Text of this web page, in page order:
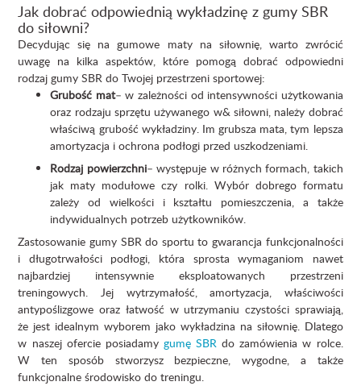
Jak dobrać odpowiednią wykładzinę z gumy SBR
do siłowni?
Decydując się na gumowe maty na siłownię, warto zwrócić
uwagę na kilka aspektów, które pomogą dobrać odpowiedni
rodzaj gumy SBR do Twojej przestrzeni sportowej:
Grubość mat– w zależności od intensywności użytkowania
oraz rodzaju sprzętu używanego w& siłowni, należy dobrać
właściwą grubość wykładziny. Im grubsza mata, tym lepsza
amortyzacja i ochrona podłogi przed uszkodzeniami.
Rodzaj powierzchni– występuje w różnych formach, takich
jak maty modułowe czy rolki. Wybór dobrego formatu
zależy od wielkości i kształtu pomieszczenia, a także
indywidualnych potrzeb użytkowników.
Zastosowanie gumy SBR do sportu to gwarancja funkcjonalności
i długotrwałości podłogi, która sprosta wymaganiom nawet
najbardziej intensywnie eksploatowanych przestrzeni
treningowych. Jej wytrzymałość, amortyzacja, właściwości
antypoślizgowe oraz łatwość w utrzymaniu czystości sprawiają,
że jest idealnym wyborem jako wykładzina na siłownię. Dlatego
w naszej ofercie posiadamy gumę SBR do zamówienia w rolce.
W ten sposób stworzysz bezpieczne, wygodne, a także
funkcjonalne środowisko do treningu.